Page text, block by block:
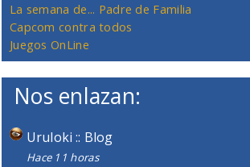
La semana de... Padre de Familia
Capcom contra todos
Juegos OnLine
Nos enlazan:
Uruloki :: Blog
Hace 11 horas